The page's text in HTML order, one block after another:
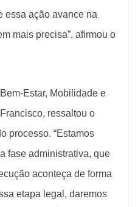
essa ação avance na
mais precisa”, afirmou o
Estar, Mobilidade e
ressaltou o
processo. “Estamos
fase administrativa, que
aconteça de forma
etapa legal, daremos